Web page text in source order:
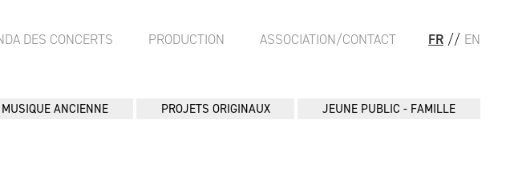
FR // EN
DES CONCERTS PRODUCTION ASSOCIATION/CONTACT
MUSIQUE ANCIENNE PROJETS ORIGINAUX JEUNE PUBLIC - FAMILLE